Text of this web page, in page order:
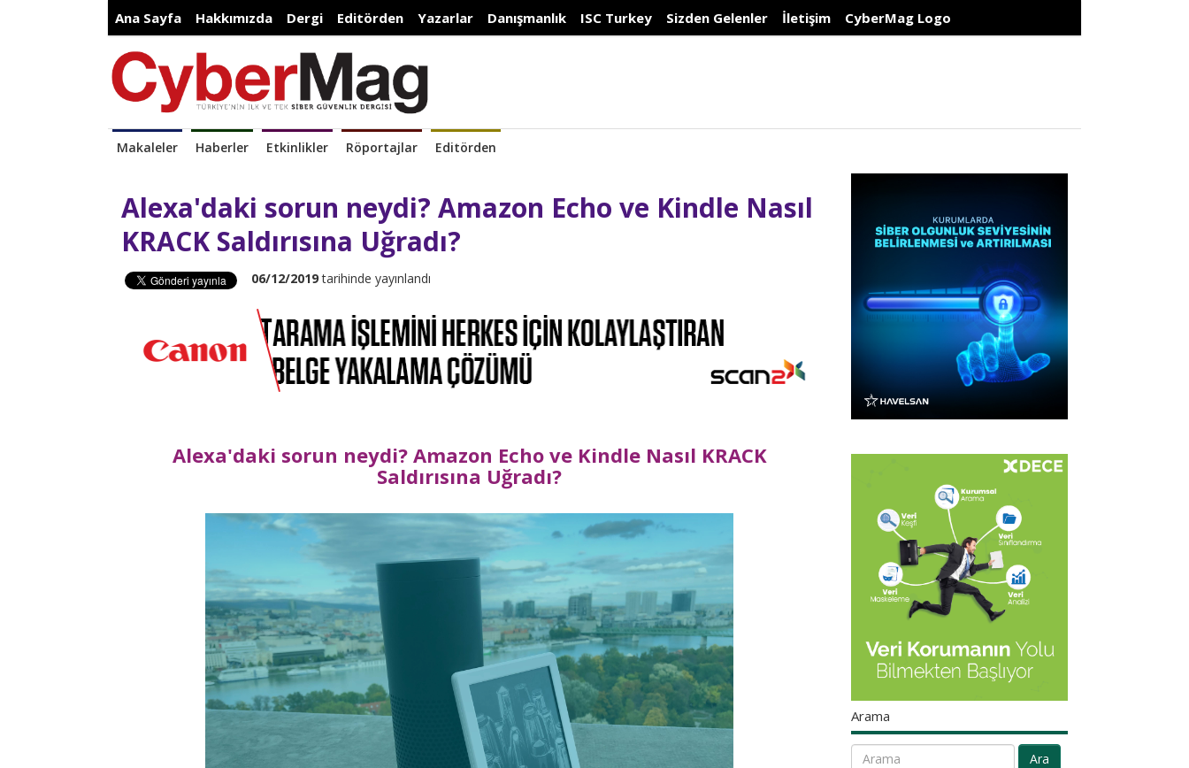
Ana Sayfa Hakkımızda Dergi Editörden Yazarlar Danışmanlık ISC Turkey Sizden Gelenler İletişim CyberMag Logo
Makaleler Haberler Etkinlikler Röportajlar Editörden
Alexa'daki sorun neydi? Amazon Echo ve Kindle Nasıl
KRACK Saldırısına Uğradı?
06/12/2019tarihinde yayınlandı
Alexa'daki sorun neydi? Amazon Echo ve Kindle Nasıl KRACK
Saldırısına Uğradı?
Arama
Ara